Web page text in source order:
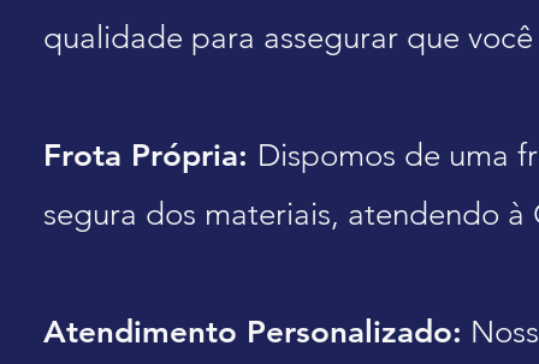
qualidade para assegurar que
Frota Própria: Dispomos de uma
segura dos materiais, atendendo à
Atendimento Personalizado: